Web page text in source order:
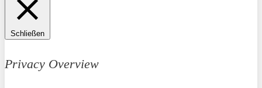
Schließen
Privacy Overview